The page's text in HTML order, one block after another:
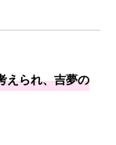
えられ、吉夢の